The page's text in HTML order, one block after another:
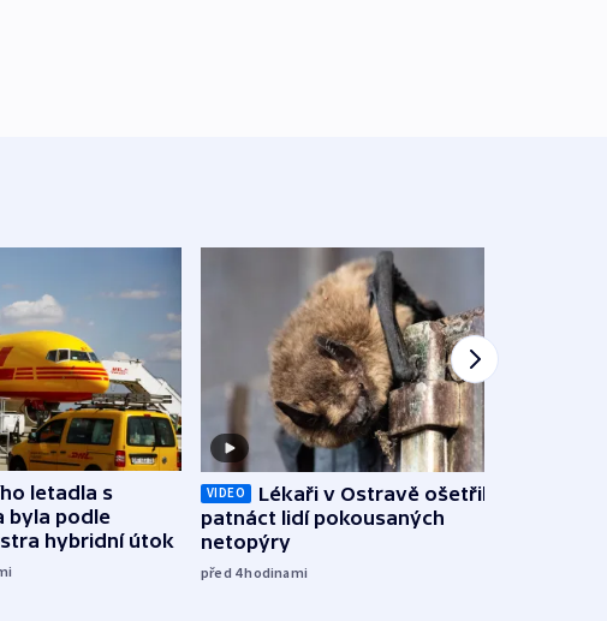
letadla s
byla podle
hybridní útok
VIDEO
Lékaři v Ostravě ošetřili už
patnáct lidí pokousaných
netopýry
před 4hodinami